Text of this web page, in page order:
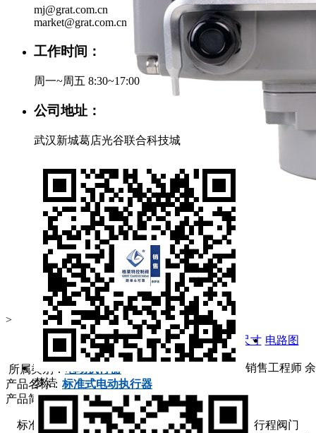
mj@grat.com.cn
market@grat.com.cn
工作时间：
周一~周五 8:30~17:00
公司地址：
武汉新城葛店光谷联合科技城
销售工程师 余
梦洁
>
基础信息 产品特性 产品参数 安装尺寸 电路图
所属类别： 电动执行器
产品名称： 标准式电动执行器
产品简介：
标准式系列电动执行器一体化设计，适配各种角行程阀门